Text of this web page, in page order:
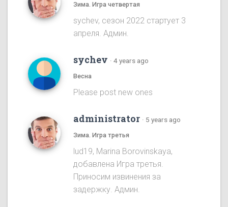
Зима. Игра четвертая
sychev, сезон 2022 стартует 3
апреля. Админ.
sychev · 4 years ago
Весна
Please post new ones
administrator · 5 years ago
Зима. Игра третья
lud19, Marina Borovinskaya,
добавлена Игра третья.
Приносим извинения за
задержку. Админ.